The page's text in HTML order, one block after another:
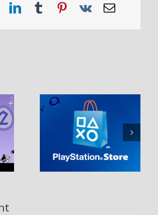
LinkedIn
TumblrPinterest
Vk Email